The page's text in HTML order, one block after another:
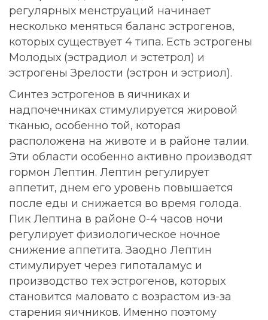
регулярных менструаций начинает
несколько меняться баланс эстрогенов,
которых существует 4 типа. Есть эстрогены
Молодых (эстрадиол и эстетрол) и
эстрогены Зрелости (эстрон и эстриол).
Синтез эстрогенов в яичниках и
надпочечниках стимулируется жировой
тканью, особенно той, которая
расположена на животе и в районе талии.
Эти области особенно активно производят
гормон Лептин. Лептин регулирует
аппетит, днем его уровень повышается
после еды и снижается во время голода.
Пик Лептина в районе 0-4 часов ночи
регулирует физиологическое ночное
снижение аппетита. Заодно Лептин
стимулирует через гипоталамус и
производство тех эстрогенов, которых
становится маловато с возрастом из-за
старения яичников. Именно поэтому